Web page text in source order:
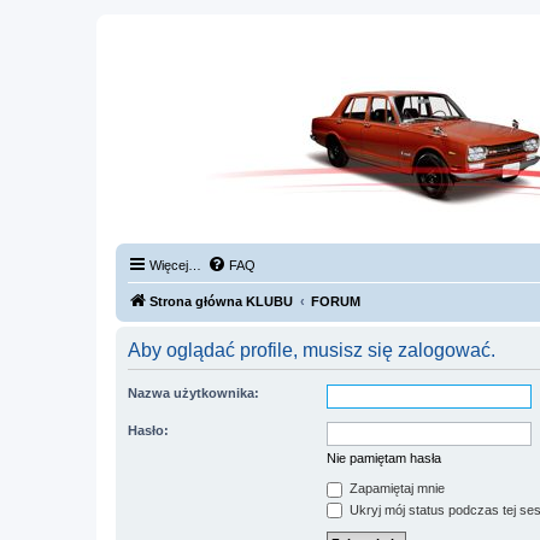
Więcej… FAQ
Strona główna KLUBU FORUM
Aby oglądać profile, musisz się zalogować.
Nazwa użytkownika:
Hasło:
Nie pamiętam hasła
Zapamiętaj mnie
Ukryj mój status podczas tej